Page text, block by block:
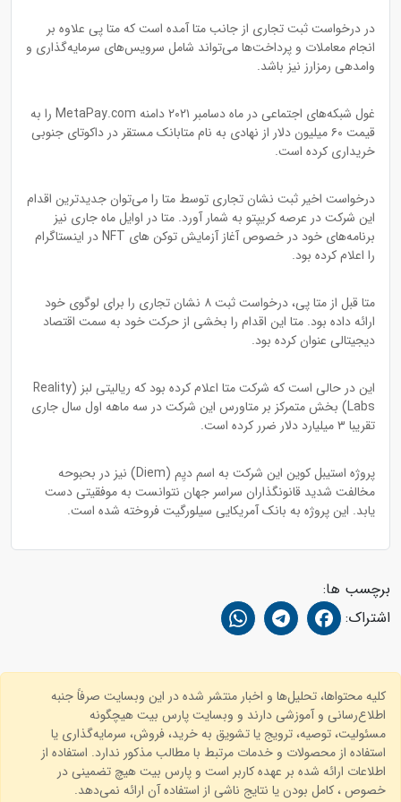
در درخواست ثبت تجاری از جانب متا آمده است که متا‌ پی علاوه بر
انجام معاملات و پرداخت‌ها می‌تواند شامل سرویس‌های سرمایه‌گذاری و
وامدهی رمزارز نیز باشد.
غول شبکه‌های اجتماعی در ماه دسامبر ۲۰۲۱ دامنه MetaPay.com را به
قیمت ۶۰ میلیون دلار از نهادی به نام متابانک مستقر در داکوتای جنوبی
خریداری کرده است.
درخواست اخیر ثبت نشان تجاری توسط متا را می‌توان جدیدترین اقدام
این شرکت در عرصه کریپتو به شمار آورد. متا در اوایل ماه جاری نیز
برنامه‌های خود در خصوص آغاز آزمایش توکن های NFT در اینستاگرام
را اعلام کرده بود.
متا قبل از متا پی، درخواست ثبت ۸ نشان تجاری را برای لوگوی خود
ارائه داده بود. متا‌‌ این اقدام را بخشی از حرکت خود به سمت اقتصاد
دیجیتالی عنوان کرده بود.
این در حالی است که شرکت متا اعلام کرده بود که ریالیتی لبز (Reality
Labs) بخش متمرکز بر متاورس این شرکت در سه ماهه اول سال جاری
تقریبا ۳ میلیارد دلار ضرر کرده است.
پروژه استیبل کوین این شرکت به اسم دیِم (Diem) نیز در بحبوحه
مخالفت شدید قانونگذاران سراسر جهان نتوانست به موفقیتی دست
یابد. این پروژه به بانک آمریکایی سیلورگیت فروخته شده است.
برچسب ها:
اشتراک:
کلیه محتواها، تحلیل‌ها و اخبار منتشر شده در این وبسایت صرفاً جنبه
اطلاع‌رسانی و آموزشی دارند و وبسایت پارس بیت هیچگونه
مسئولیت، توصیه، ترویج یا تشویق به خرید، فروش، سرمایه‌گذاری یا
استفاده از محصولات و خدمات مرتبط با مطالب مذکور ندارد. استفاده از
اطلاعات ارائه شده بر عهده کاربر است و پارس بیت هیچ تضمینی در
خصوص ، کامل بودن یا نتایج ناشی از استفاده آن ارائه نمی‌دهد.